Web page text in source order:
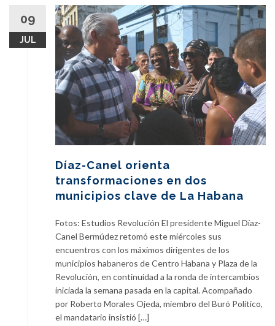
09
JUL
Díaz-Canel orienta
transformaciones en dos
municipios clave de La Habana
Fotos: Estudios Revolución El presidente Miguel Díaz-
Canel Bermúdez retomó este miércoles sus
encuentros con los máximos dirigentes de los
municipios habaneros de Centro Habana y Plaza de la
Revolución, en continuidad a la ronda de intercambios
iniciada la semana pasada en la capital. Acompañado
por Roberto Morales Ojeda, miembro del Buró Político,
el mandatario insistió […]